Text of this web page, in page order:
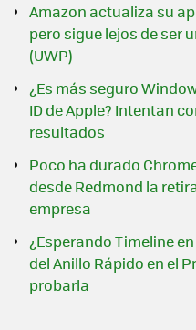
Amazon actualiza su
pero sigue lejos de ser
(UWP)
¿Es más seguro
ID de Apple? Intentan
resultados
Poco ha durado
desde Redmond la
empresa
¿Esperando Timeline
del Anillo Rápido en el
probarla